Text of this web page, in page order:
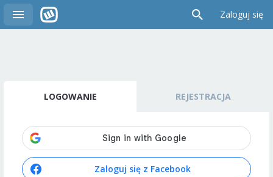
Zaloguj się
LOGOWANIE REJESTRACJA
Zaloguj się z Facebook